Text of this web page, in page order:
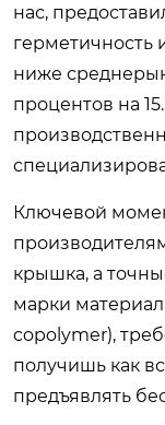
нас,
ниже
процентов на
Ключевой
крышка, а
марки
copolymer),
получишь как
предъявлять